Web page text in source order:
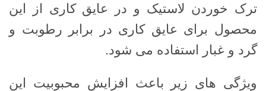
ترک خوردن لاستیک و در عایق کاری از این
محصول برای عایق کاری در برابر رطوبت و
گرد و غبار استفاده می شود.
ویژگی های زیر باعث افزایش محبوبیت این